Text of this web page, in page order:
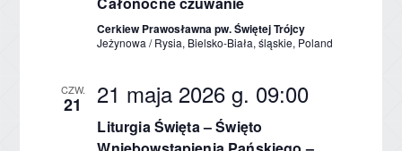
Cerkiew Prawosławna pw. Świętej Trójcy
Jeżynowa / Rysia, Bielsko-Biała, śląskie, Poland
CZW.
21 21 maja 2026 g. 09:00
Liturgia Święta – Święto